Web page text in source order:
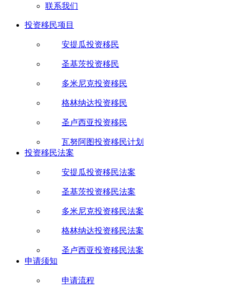
联系我们
投资移民项目
安提瓜投资移民
圣基茨投资移民
多米尼克投资移民
格林纳达投资移民
圣卢西亚投资移民
瓦努阿图投资移民计划
投资移民法案
安提瓜投资移民法案
圣基茨投资移民法案
多米尼克投资移民法案
格林纳达投资移民法案
圣卢西亚投资移民法案
申请须知
申请流程